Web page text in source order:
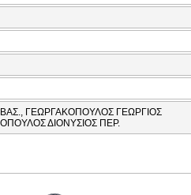
ΓΕΩΡΓΑΚΟΠΟΥΛΟΣ ΓΕΩΡΓΙΟΣ
ΔΙΟΝΥΣΙΟΣ ΠΕΡ.